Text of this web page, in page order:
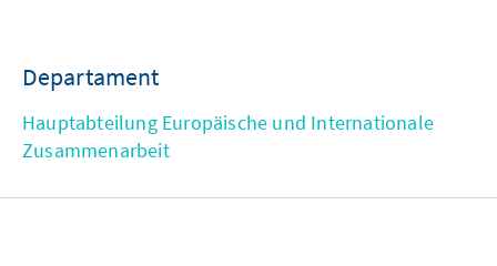
Departament
Hauptabteilung Europäische und Internationale
Zusammenarbeit